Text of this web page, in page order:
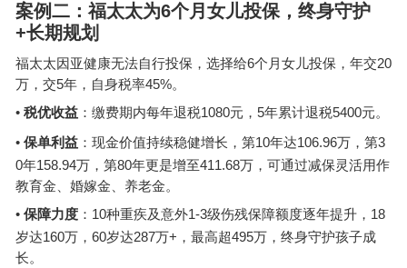
案例二：福太太为6个月女儿投保，终身守护
+长期规划
福太太因亚健康无法自行投保，选择给6个月女儿投保，年交20
万，交5年，自身税率45%。
• 税优收益：缴费期内每年退税1080元， 5年累计退税5400元。
• 保单利益：现金价值持续稳健增长，第10年达106.96万，第3
0年158.94万，第80年更是增至411.68万，可通过减保灵活用作
教育金、婚嫁金、养老金。
• 保障力度： 10种重疾及意外1-3级伤残保障额度逐年提升， 18
岁达160万， 60岁达287万+ ，最高超495万，终身守护孩子成
长。